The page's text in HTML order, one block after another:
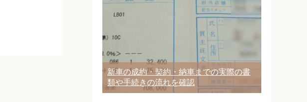
新車の成約・契約・納車までの実際の書
類や手続きの流れを確認